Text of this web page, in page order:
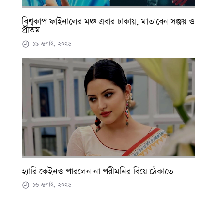
বিশ্বকাপ ফাইনালের মঞ্চ এবার ঢাকায়, মাতাবেন সঞ্জয় ও
প্রীতম
১৯ জুলাই, ২০২৬
হ্যারি কেইনও পারলেন না পরীমনির বিয়ে ঠেকাতে
১৬ জুলাই, ২০২৬